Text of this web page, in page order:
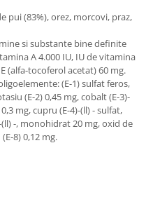
pui (83%), orez, morcovi, praz,
si substante bine definite
A 4.000 IU, IU de vitamina
(alfa-tocoferol acetat) 60 mg.
(E-1) sulfat feros,
(E-2) 0,45 mg, cobalt (E-3)-
mg, cupru (E-4)-(ll) - sulfat,
-, monohidrat 20 mg, oxid de
8) 0,12 mg.